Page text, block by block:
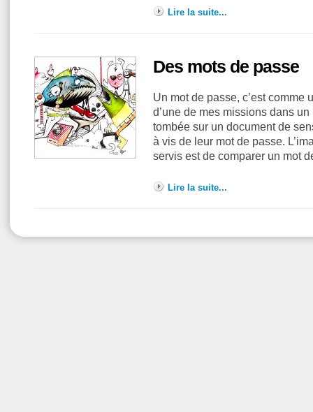
Lire la suite...
Des mots de passe
Un mot de passe, c’est comme
d’une de mes missions dans
tombée sur un document de
à vis de leur mot de passe.
servis est de comparer un mot
Lire la suite...